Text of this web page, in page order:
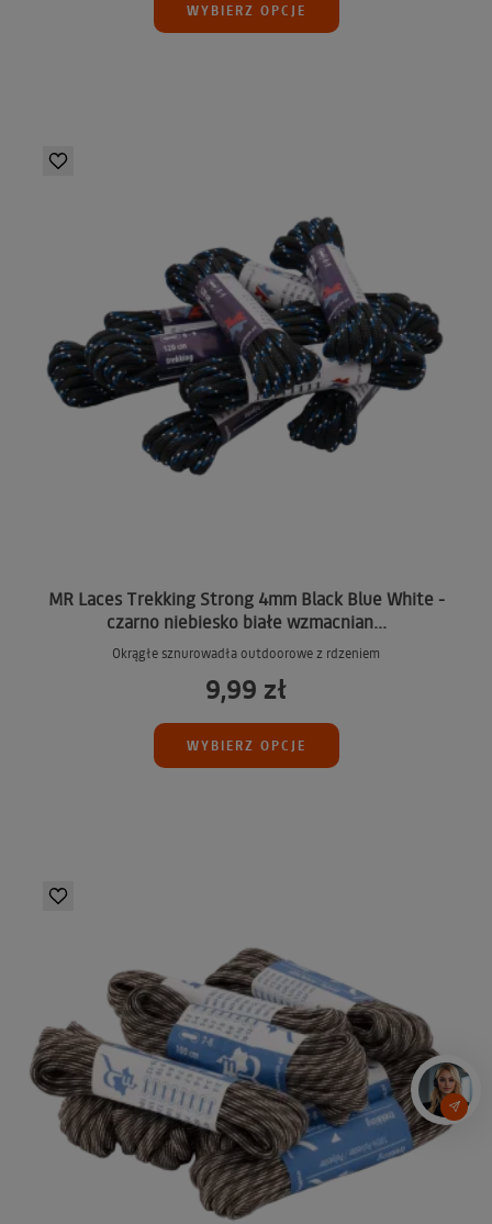
WYBIERZ OPCJE
MR Laces Trekking Strong 4mm Black Blue White -
czarno niebiesko białe wzmacnian...
Okrągłe sznurowadła outdoorowe z rdzeniem
9,99 zł
WYBIERZ OPCJE